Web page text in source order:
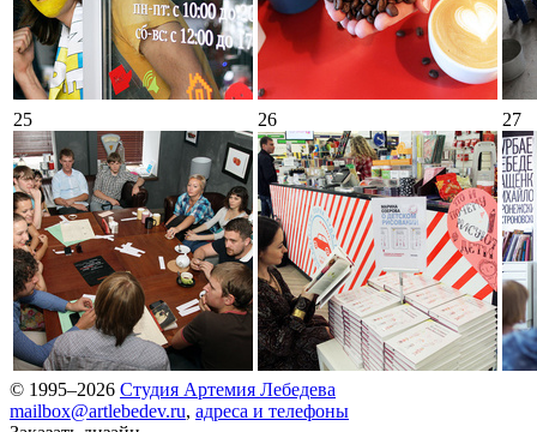
25 26 27
© 1995–2026 Студия Артемия Лебедева
mailbox@artlebedev.ru, адреса и телефоны